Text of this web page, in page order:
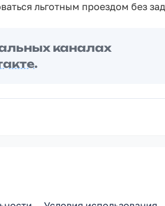
льготным проездом без
каналах
.